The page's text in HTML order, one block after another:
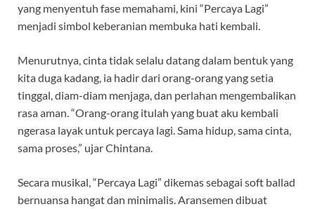
yang menyentuh fase memahami, kini “Percaya Lagi”
menjadi simbol keberanian membuka hati kembali.
Menurutnya, cinta tidak selalu datang dalam bentuk yang
kita duga kadang, ia hadir dari orang-orang yang setia
tinggal, diam-diam menjaga, dan perlahan mengembalikan
rasa aman. “Orang-orang itulah yang buat aku kembali
ngerasa layak untuk percaya lagi. Sama hidup, sama cinta,
sama proses,” ujar Chintana.
Secara musikal, “Percaya Lagi” dikemas sebagai soft ballad
bernuansa hangat dan minimalis. Aransemen dibuat